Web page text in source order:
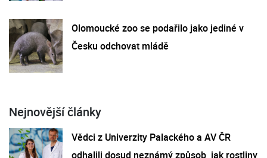
Olomoucké zoo se podařilo jako jediné v
Česku odchovat mládě
Nejnovější články
Vědci z Univerzity Palackého a AV ČR
odhalili dosud neznámý způsob, jak rostliny